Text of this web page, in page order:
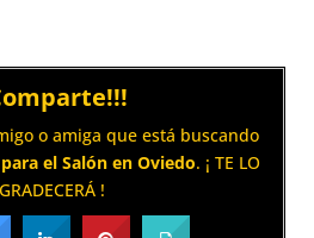
o amiga que está buscando
el Salón en Oviedo. ¡ TE LO
!